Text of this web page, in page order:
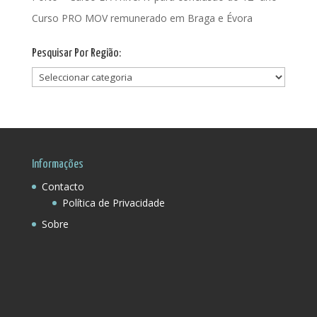
Curso PRO MOV remunerado em Braga e Évora
Pesquisar Por Região:
Pesquisar
Por
Informações
Contacto
Política de Privacidade
Sobre